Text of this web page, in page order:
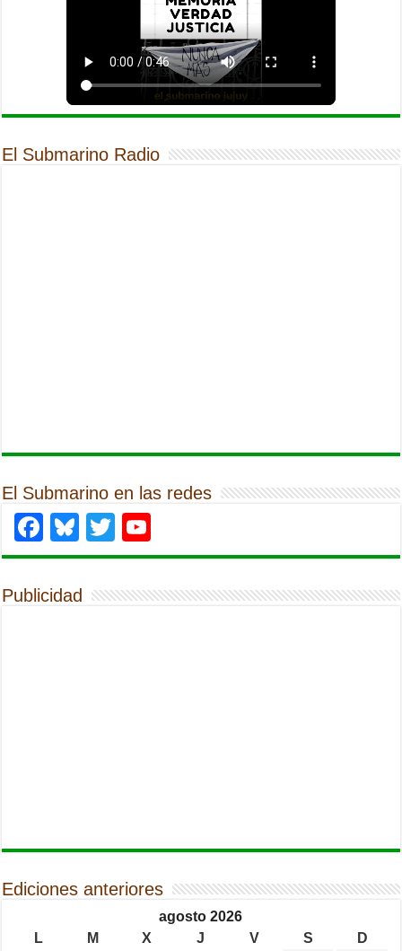
El Submarino Radio
El Submarino en las redes
Facebook
Bluesky
Twitter
Publicidad
Ediciones anteriores
agosto 2026
L
M X J V S
D